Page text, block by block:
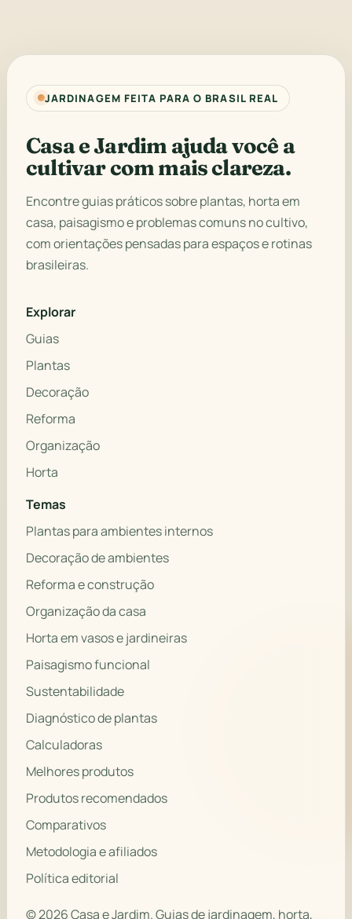
JARDINAGEM FEITA PARA O BRASIL REAL
Casa e Jardim ajuda você a
cultivar com mais clareza.
Encontre guias práticos sobre plantas, horta em
casa, paisagismo e problemas comuns no cultivo,
com orientações pensadas para espaços e rotinas
brasileiras.
Explorar
Guias
Plantas
Decoração
Reforma
Organização
Horta
Temas
Plantas para ambientes internos
Decoração de ambientes
Reforma e construção
Organização da casa
Horta em vasos e jardineiras
Paisagismo funcional
Sustentabilidade
Diagnóstico de plantas
Calculadoras
Melhores produtos
Produtos recomendados
Comparativos
Metodologia e afiliados
Política editorial
© 2026 Casa e Jardim. Guias de jardinagem, horta,